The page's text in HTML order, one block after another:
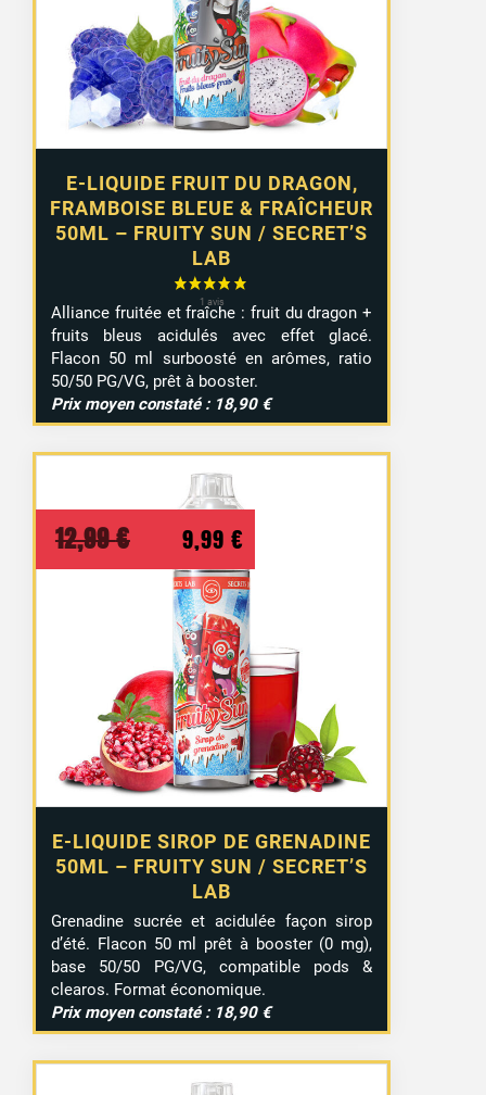
E-LIQUIDE FRUIT DU DRAGON,
FRAMBOISE BLEUE & FRAÎCHEUR
50ML – FRUITY SUN / SECRET’S
LAB
12,99 €.9,99 €.
Alliance fruitée et fraîche : fruit du dragon +
fruits bleus acidulés avec effet glacé.
Flacon 50 ml surboosté en arômes, ratio
50/50 PG/VG, prêt à booster.
Prix moyen constaté : 18,90 €
E-LIQUIDE SIROP DE GRENADINE
50ML – FRUITY SUN / SECRET’S
LAB
12,99€
Le
prix
initial
était :
12,99 €.
9,99 €
prix
actuel
est :
9,99 €.
Grenadine sucrée et acidulée façon sirop
d’été. Flacon 50 ml prêt à booster (0 mg),
base 50/50 PG/VG, compatible pods &
clearos. Format économique.
Prix moyen constaté : 18,90 €